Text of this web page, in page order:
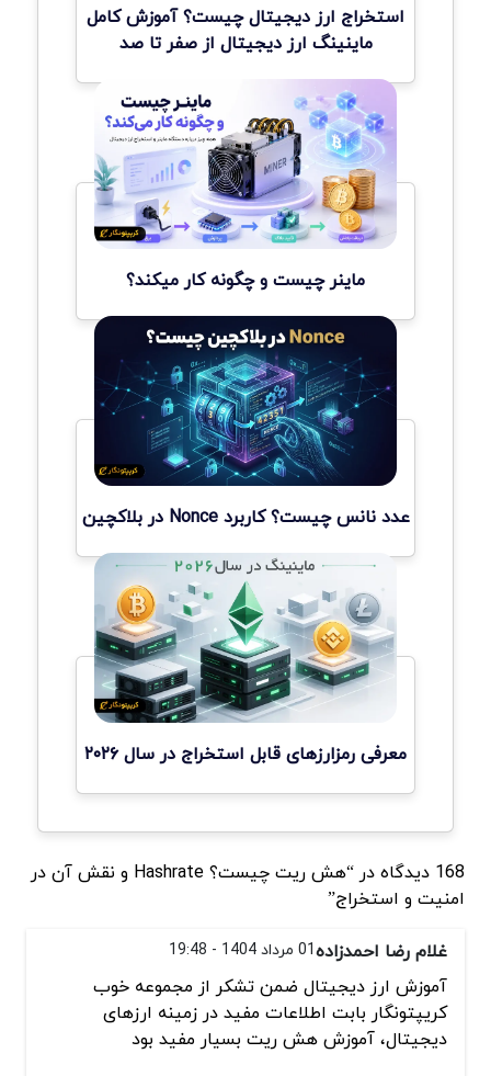
استخراج ارز دیجیتال چیست؟ آموزش کامل
ماینینگ ارز دیجیتال از صفر تا صد
ماینر چیست و چگونه کار میکند؟
عدد نانس چیست؟ کاربرد Nonce در بلاکچین
معرفی رمزارزهای قابل استخراج در سال ۲۰۲۶
168 دیدگاه در “هش ریت چیست؟ Hashrate و نقش آن در
امنیت و استخراج”
غلام رضا احمدزاده01 مرداد 1404 - 19:48
آموزش ارز دیجیتال ضمن تشکر از مجموعه خوب
کریپتونگار بابت اطلاعات مفید در زمینه ارزهای
دیجیتال، آموزش هش ریت بسیار مفید بود